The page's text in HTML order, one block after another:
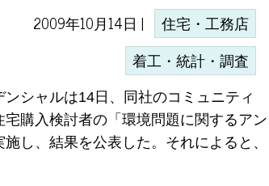
2009年10月14日 | 住宅・工務店
着工・統計・調査
シャルは14日、同社のコミュニティ
宅購入検討者の「環境問題に関するアン
し、結果を公表した。それによると、